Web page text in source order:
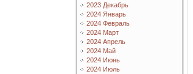
2023 Декабрь
2024 Январь
2024 Февраль
2024 Март
2024 Апрель
2024 Май
2024 Июнь
2024 Июль